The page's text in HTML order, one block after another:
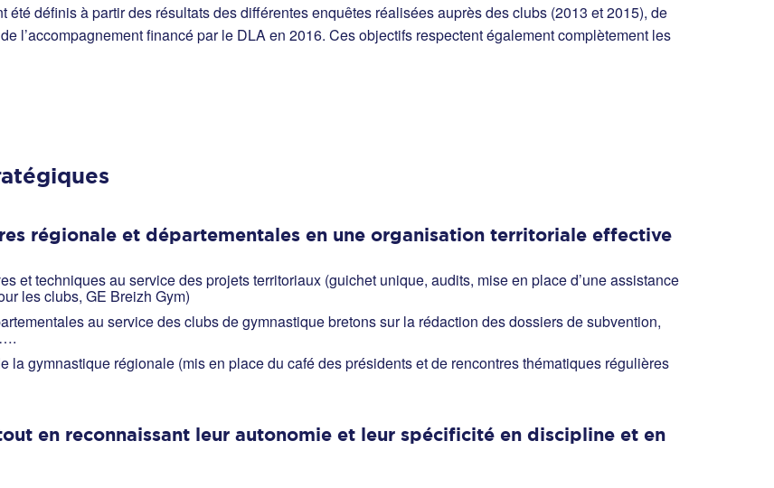
définis à partir des résultats des différentes enquêtes réalisées auprès des clubs (2013 et 2015), de
l’accompagnement financé par le DLA en 2016. Ces objectifs respectent également complètement les
régionale et départementales en une organisation territoriale effective
et techniques au service des projets territoriaux (guichet unique, audits, mise en place d’une assistance
les clubs, GE Breizh Gym)
au service des clubs de gymnastique bretons sur la rédaction des dossiers de subvention,
la gymnastique régionale (mis en place du café des présidents et de rencontres thématiques régulières
en reconnaissant leur autonomie et leur spécificité en discipline et en